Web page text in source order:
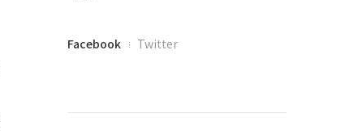
페
Facebook Twitter